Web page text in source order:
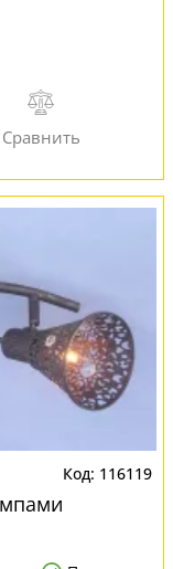
116119